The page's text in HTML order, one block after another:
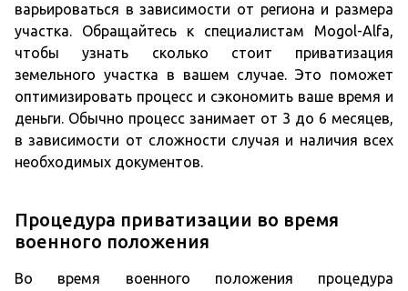
варьироваться в зависимости от региона и размера
участка. Обращайтесь к специалистам Mogol-Alfa,
чтобы узнать сколько стоит приватизация
земельного участка в вашем случае. Это поможет
оптимизировать процесс и сэкономить ваше время и
деньги. Обычно процесс занимает от 3 до 6 месяцев,
в зависимости от сложности случая и наличия всех
необходимых документов.
Процедура приватизации во время
военного положения
Во время военного положения процедура